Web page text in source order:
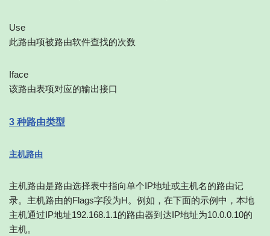
Use
此路由项被路由软件查找的次数
Iface
该路由表项对应的输出接口
3 种路由类型
主机路由
主机路由是路由选择表中指向单个IP地址或主机名的路由记
录。主机路由的Flags字段为H。例如，在下面的示例中，本地
主机通过IP地址192.168.1.1的路由器到达IP地址为10.0.0.10的
主机。